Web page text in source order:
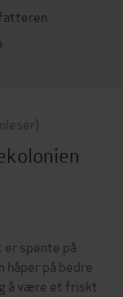
spente på
håper på bedre
å være et friskt